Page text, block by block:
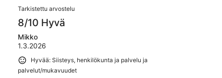
Tarkistettu arvostelu
8/10 Hyvä
Mikko
1.3.2026
Hyvää: Siisteys, henkilökunta ja palvelu ja
palvelut/mukavuudet